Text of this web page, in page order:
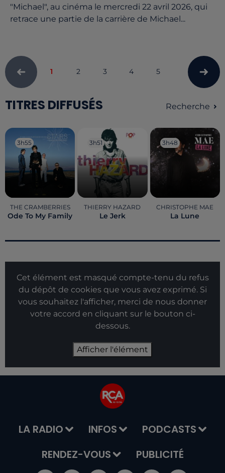
"Michael", au cinéma le mercredi 22 avril 2026, qui
retrace une partie de la carrière de Michael...
1 2 3 4 5
TITRES DIFFUSÉS Recherche
3h55
3h55
THE CRAMBERRIES
Ode To My Family
3h51
3h51
THIERRY HAZARD
Le Jerk
3h48
3h48
CHRISTOPHE MAE
La Lune
Cet élément est masqué compte-tenu du refus
du dépôt de cookies que vous avez exprimé. Si
vous souhaitez l'afficher, merci de nous donner
votre accord en cliquant sur le bouton ci-
dessous.
Afficher l'élément
LA RADIO INFOS
PODCASTS
RENDEZ-VOUS
PUBLICITÉ